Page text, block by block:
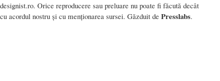
designist.ro. Orice reproducere sau preluare nu poate fi făcută decât
cu acordul nostru și cu menționarea sursei. Găzduit de Presslabs.